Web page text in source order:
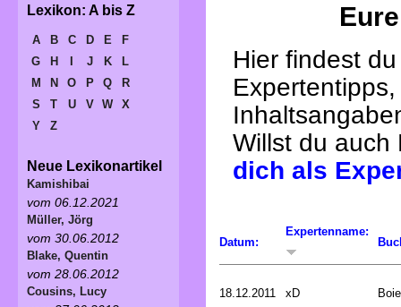
Hier findest
Willst du
dich als
Datum:
Expertenname:
18.12.2011 xD
Lexikon: A bis Z
A B C D E
F
G
H J K
L
M
N O P Q
R
S
T U V W
X
Y
Z
Neue Lexikonartikel
Kamishibai
vom 06.12.2021
Müller, Jörg
vom 30.06.2012
Blake, Quentin
vom 28.06.2012
Cousins, Lucy